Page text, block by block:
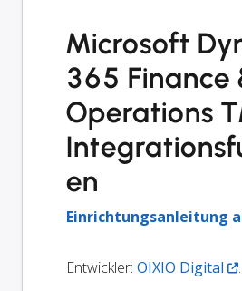
Microsoft
365 Finance
Operations
en
Einrichtungsanleitung
Entwickler: OIXIO Digital .